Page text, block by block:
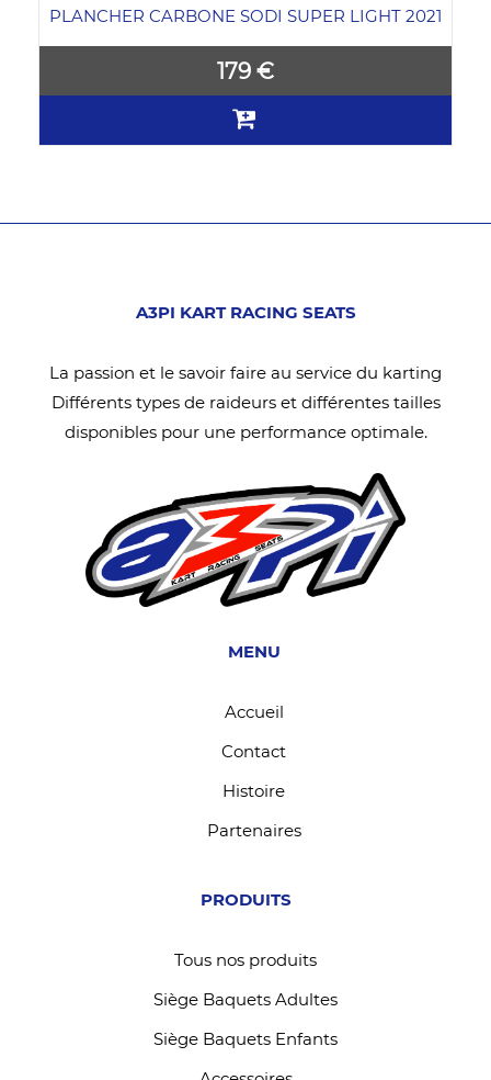
PLANCHER CARBONE SODI SUPER LIGHT 2021
179 €
A3PI KART RACING SEATS
La passion et le savoir faire au service du karting
Différents types de raideurs et différentes tailles
disponibles pour une performance optimale.
MENU
Accueil
Contact
Histoire
Partenaires
PRODUITS
Tous nos produits
Siège Baquets Adultes
Siège Baquets Enfants